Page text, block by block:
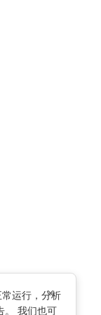
×
运行，分析
。 我们也可